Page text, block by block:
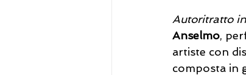
Autoritratto
Anselmo,
artiste con
composta in